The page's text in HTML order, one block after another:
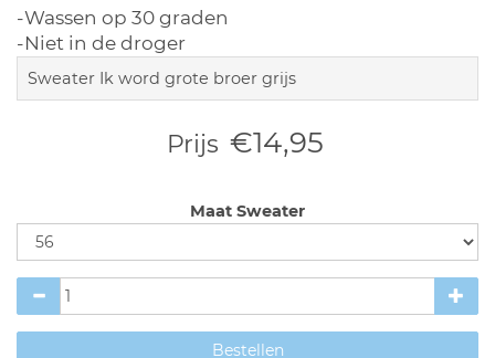
-Wassen op 30 graden
-Niet in de droger
Sweater Ik word grote broer grijs
Prijs €14,95
Maat Sweater